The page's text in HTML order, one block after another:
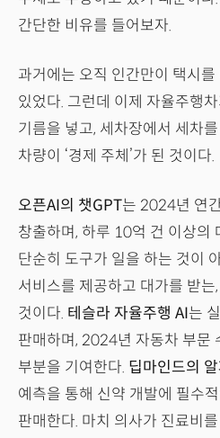
간단한 비유를 들어보자.
과거에는 오직 인간만이 택시
있었다. 그런데 이제 자율주행
기름을 넣고, 세차장에서 세차
차량이 ‘경제 주체’가 된 것이다.
오픈AI의 챗GPT는 2024년 연
창출하며, 하루 10억 건 이상의
단순히 도구가 일을 하는 것이
서비스를 제공하고 대가를 받
것이다. 테슬라 자율주행 AI는
판매하며, 2024년 자동차 부문
부분을 기여한다. 딥마인드의
예측을 통해 신약 개발에 필수
판매한다. 마치 의사가 진료비